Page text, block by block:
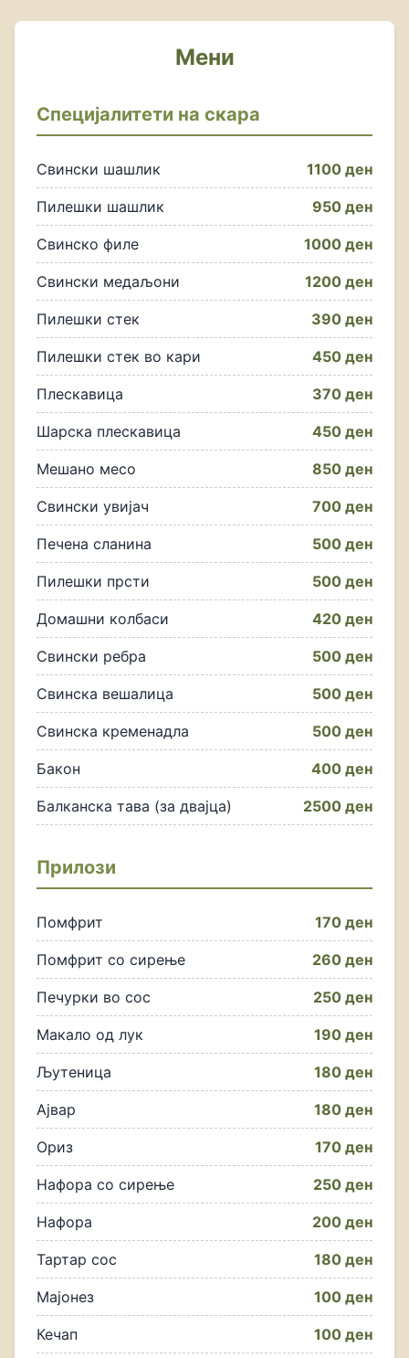
Мени
Специјалитети на скара
Свински шашлик 1100 ден
Пилешки шашлик 950 ден
Свинско филе 1000 ден
Свински медаљони 1200 ден
Пилешки стек 390 ден
Пилешки стек во кари 450 ден
Плескавица 370 ден
Шарска плескавица 450 ден
Мешано месо 850 ден
Свински увијач 700 ден
Печена сланина 500 ден
Пилешки прсти 500 ден
Домашни колбаси 420 ден
Свински ребра 500 ден
Свинска вешалица 500 ден
Свинска кременадла 500 ден
Бакон 400 ден
Балканска тава (за двајца) 2500 ден
Прилози
Помфрит 170 ден
Помфрит со сирење 260 ден
Печурки во сос 250 ден
Макало од лук 190 ден
Љутеница 180 ден
Ајвар 180 ден
Ориз 170 ден
Нафора со сирење 250 ден
Нафора 200 ден
Тартар сос 180 ден
Мајонез 100 ден
Кечап 100 ден